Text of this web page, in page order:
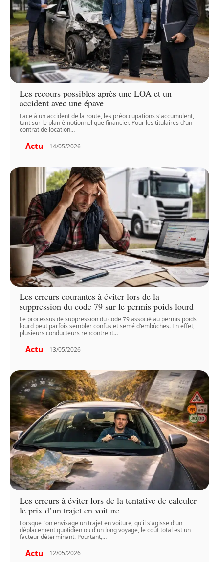
Les recours possibles après une LOA et un
accident avec une épave
Face à un accident de la route, les préoccupations s'accumulent,
tant sur le plan émotionnel que financier. Pour les titulaires d'un
contrat de location…
Actu 14/05/2026
Les erreurs courantes à éviter lors de la
suppression du code 79 sur le permis poids lourd
Le processus de suppression du code 79 associé au permis poids
lourd peut parfois sembler confus et semé d'embûches. En effet,
plusieurs conducteurs rencontrent…
Actu 13/05/2026
Les erreurs à éviter lors de la tentative de calculer
le prix d’un trajet en voiture
Lorsque l'on envisage un trajet en voiture, qu'il s'agisse d'un
déplacement quotidien ou d'un long voyage, le coût total est un
facteur déterminant. Pourtant,…
Actu 12/05/2026